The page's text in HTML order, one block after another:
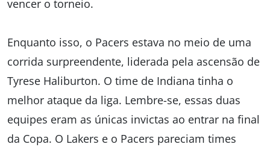
vencer o torneio.
Enquanto isso, o Pacers estava no meio de uma
corrida surpreendente, liderada pela ascensão de
Tyrese Haliburton. O time de Indiana tinha o
melhor ataque da liga. Lembre-se, essas duas
equipes eram as únicas invictas ao entrar na final
da Copa. O Lakers e o Pacers pareciam times